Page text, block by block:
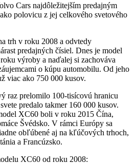
Cars najdôležitejším predajným
polovicu z jej celkového svetového
trh v roku 2008 a odvtedy
predajných čísiel. Dnes je model
výroby a naďalej si zachováva
o kúpu automobilu. Od jeho
viac ako 750 000 kusov.
raz prelomilo 100-tisícovú hranicu
predalo takmer 160 000 kusov.
XC60 boli v roku 2015 Čína,
Švédsko. V rámci Európy sa
obľúbené aj na kľúčových trhoch,
a Francúzsko.
XC60 od roku 2008: